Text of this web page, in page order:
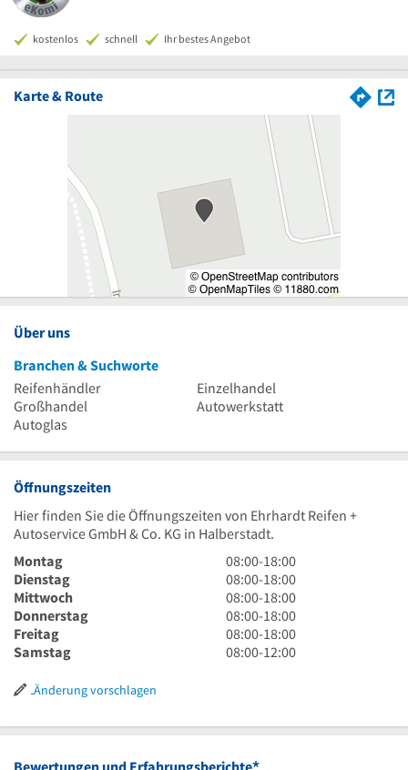
kostenlos schnell Ihr bestes Angebot
Karte & Route
Über uns
Branchen & Suchworte
Reifenhändler
Einzelhandel
Großhandel
Autowerkstatt
Autoglas
Öffnungszeiten
Hier finden Sie die Öffnungszeiten von Ehrhardt Reifen +
Autoservice GmbH & Co. KG in Halberstadt.
Montag
8
Uhr
bis
18
Uhr
08:00-18:00
Dienstag
8
Uhr
bis
18
Uhr
08:00-18:00
Mittwoch
8
Uhr
bis
18
08:00-18:00
Donnerstag
8
Uhr
bis
08:00-18:00
Freitag
8
Uhr
08:00-18:00
Samstag
8
Uhr
08:00-12:00
Änderung vorschlagen
Bewertungen und Erfahrungsberichte